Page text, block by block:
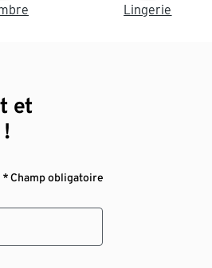
Lingerie
et
* Champ obligatoire